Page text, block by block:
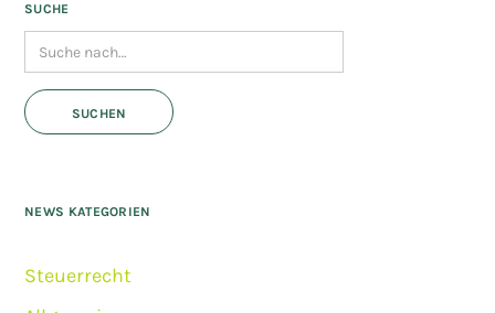
SUCHE
NEWS KATEGORIEN
Steuerrecht